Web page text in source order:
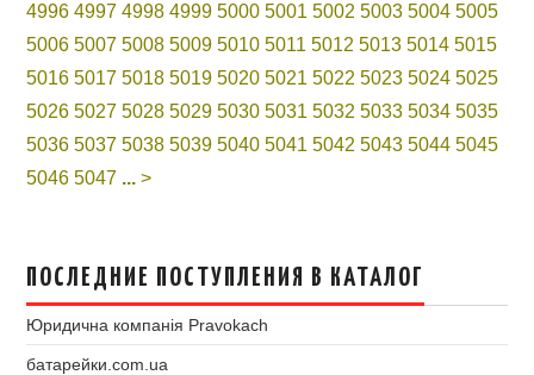
4996 4997 4998 4999 5000 5001 5002 5003 5004 5005
5006 5007 5008 5009 5010 5011 5012 5013 5014 5015
5016 5017 5018 5019 5020 5021 5022 5023 5024 5025
5026 5027 5028 5029 5030 5031 5032 5033 5034 5035
5036 5037 5038 5039 5040 5041 5042 5043 5044 5045
5046 5047 ... >
ПОСЛЕДНИЕ ПОСТУПЛЕНИЯ В КАТАЛОГ
Юридична компанія Pravokach
батарейки.com.ua